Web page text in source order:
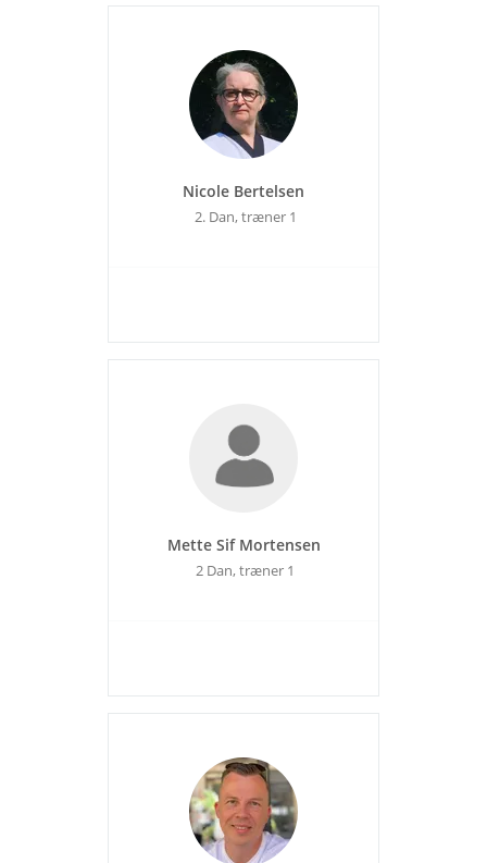
Nicole Bertelsen
2. Dan, træner 1
Mette Sif Mortensen
2 Dan, træner 1